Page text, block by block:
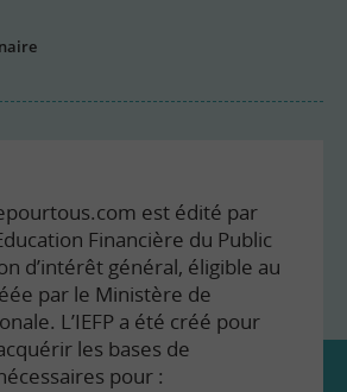
est édité par
Financière du Public
d’intérêt général, éligible au
par le Ministère de
L’IEFP a été créé pour
les bases de
pour :